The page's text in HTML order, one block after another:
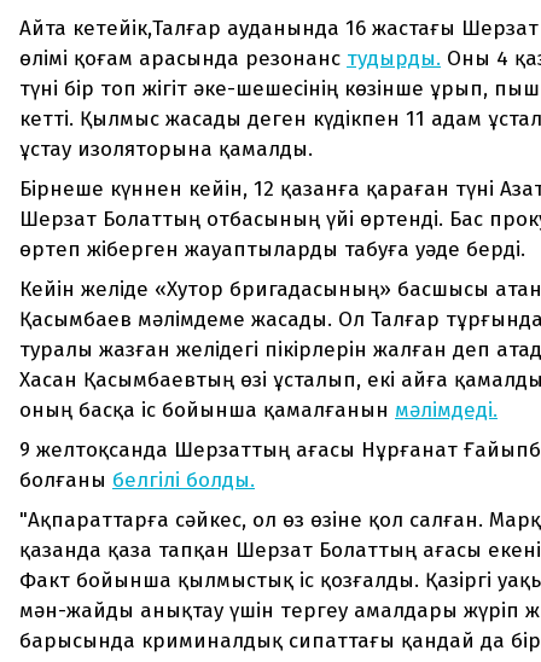
Айта кетейік,Талғар ауданында 16 жастағы
өлімі қоғам арасында резонанс тудырды. Оны 4
түні бір топ жігіт әке-шешесінің көзінше ұрып,
кетті. Қылмыс жасады деген күдікпен 11 адам
ұстау изоляторына қамалды.
Бірнеше күннен кейін, 12 қазанға қараған түні
Шерзат Болаттың отбасының үйі өртенді. Бас
өртеп жіберген жауаптыларды табуға уәде берді.
Кейін желіде «Хутор бригадасының» басшысы
Қасымбаев мәлімдеме жасады. Ол Талғар
туралы жазған желідегі пікірлерін жалған деп
Хасан Қасымбаевтың өзі ұсталып, екі айға
оның басқа іс бойынша қамалғанын мәлімдеді.
9 желтоқсанда Шерзаттың ағасы Нұрғанат
болғаны белгілі болды.
"Ақпараттарға сәйкес, ол өз өзіне қол салған.
қазанда қаза тапқан Шерзат Болаттың ағасы
Факт бойынша қылмыстық іс қозғалды. Қазіргі
мән-жайды анықтау үшін тергеу амалдары жүріп
барысында криминалдық сипаттағы қандай да бір